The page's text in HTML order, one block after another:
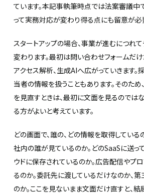
ています。本記事執筆時点では法案審議中
って実務対応が変わり得る点にも留意が必
スタートアップの場合、事業が進むにつれ
変わります。最初は問い合わせフォームだ
アクセス解析、生成AIへ広がっていきます
当者の情報を扱うこともあります。そのため
を見直すときは、最初に文面を見るのでは
る方がよいと考えています。
どの画面で、誰の、どの情報を取得している
社内の誰が見ているのか。どのSaaSに送っ
ウドに保存されているのか。広告配信やプ
るのか。委託先に渡しているだけなのか、
のか。ここを見ないまま文面だけ直すと、結